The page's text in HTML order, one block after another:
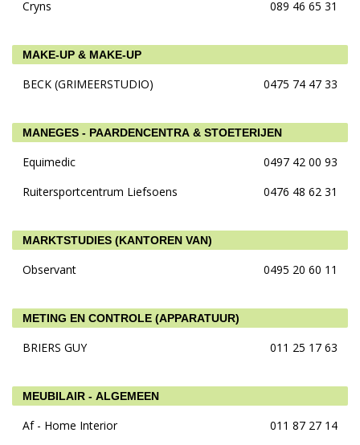
Cryns 089 46 65 31
MAKE-UP & MAKE-UP
BECK (GRIMEERSTUDIO) 0475 74 47 33
MANEGES - PAARDENCENTRA & STOETERIJEN
Equimedic
0497 42 00 93
Ruitersportcentrum Liefsoens
0476 48 62 31
MARKTSTUDIES (KANTOREN VAN)
Observant 0495 20 60 11
METING EN CONTROLE (APPARATUUR)
BRIERS GUY 011 25 17 63
MEUBILAIR - ALGEMEEN
Af - Home Interior
011 87 27 14